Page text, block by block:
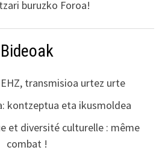
buruzko Foroa!
Bideoak
transmisioa urtez urte
kontzeptua eta ikusmoldea
et diversité culturelle : même
combat !